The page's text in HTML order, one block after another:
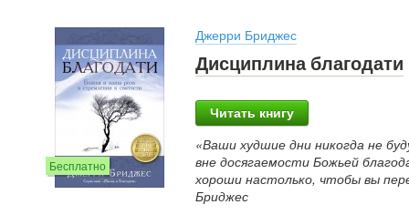
Бесплатно
Джерри Бриджес
Дисциплина благодати
Читать книгу
«Ваши худшие дни никогда не
вне досягаемости Божьей
хороши настолько, чтобы вы
Бриджес